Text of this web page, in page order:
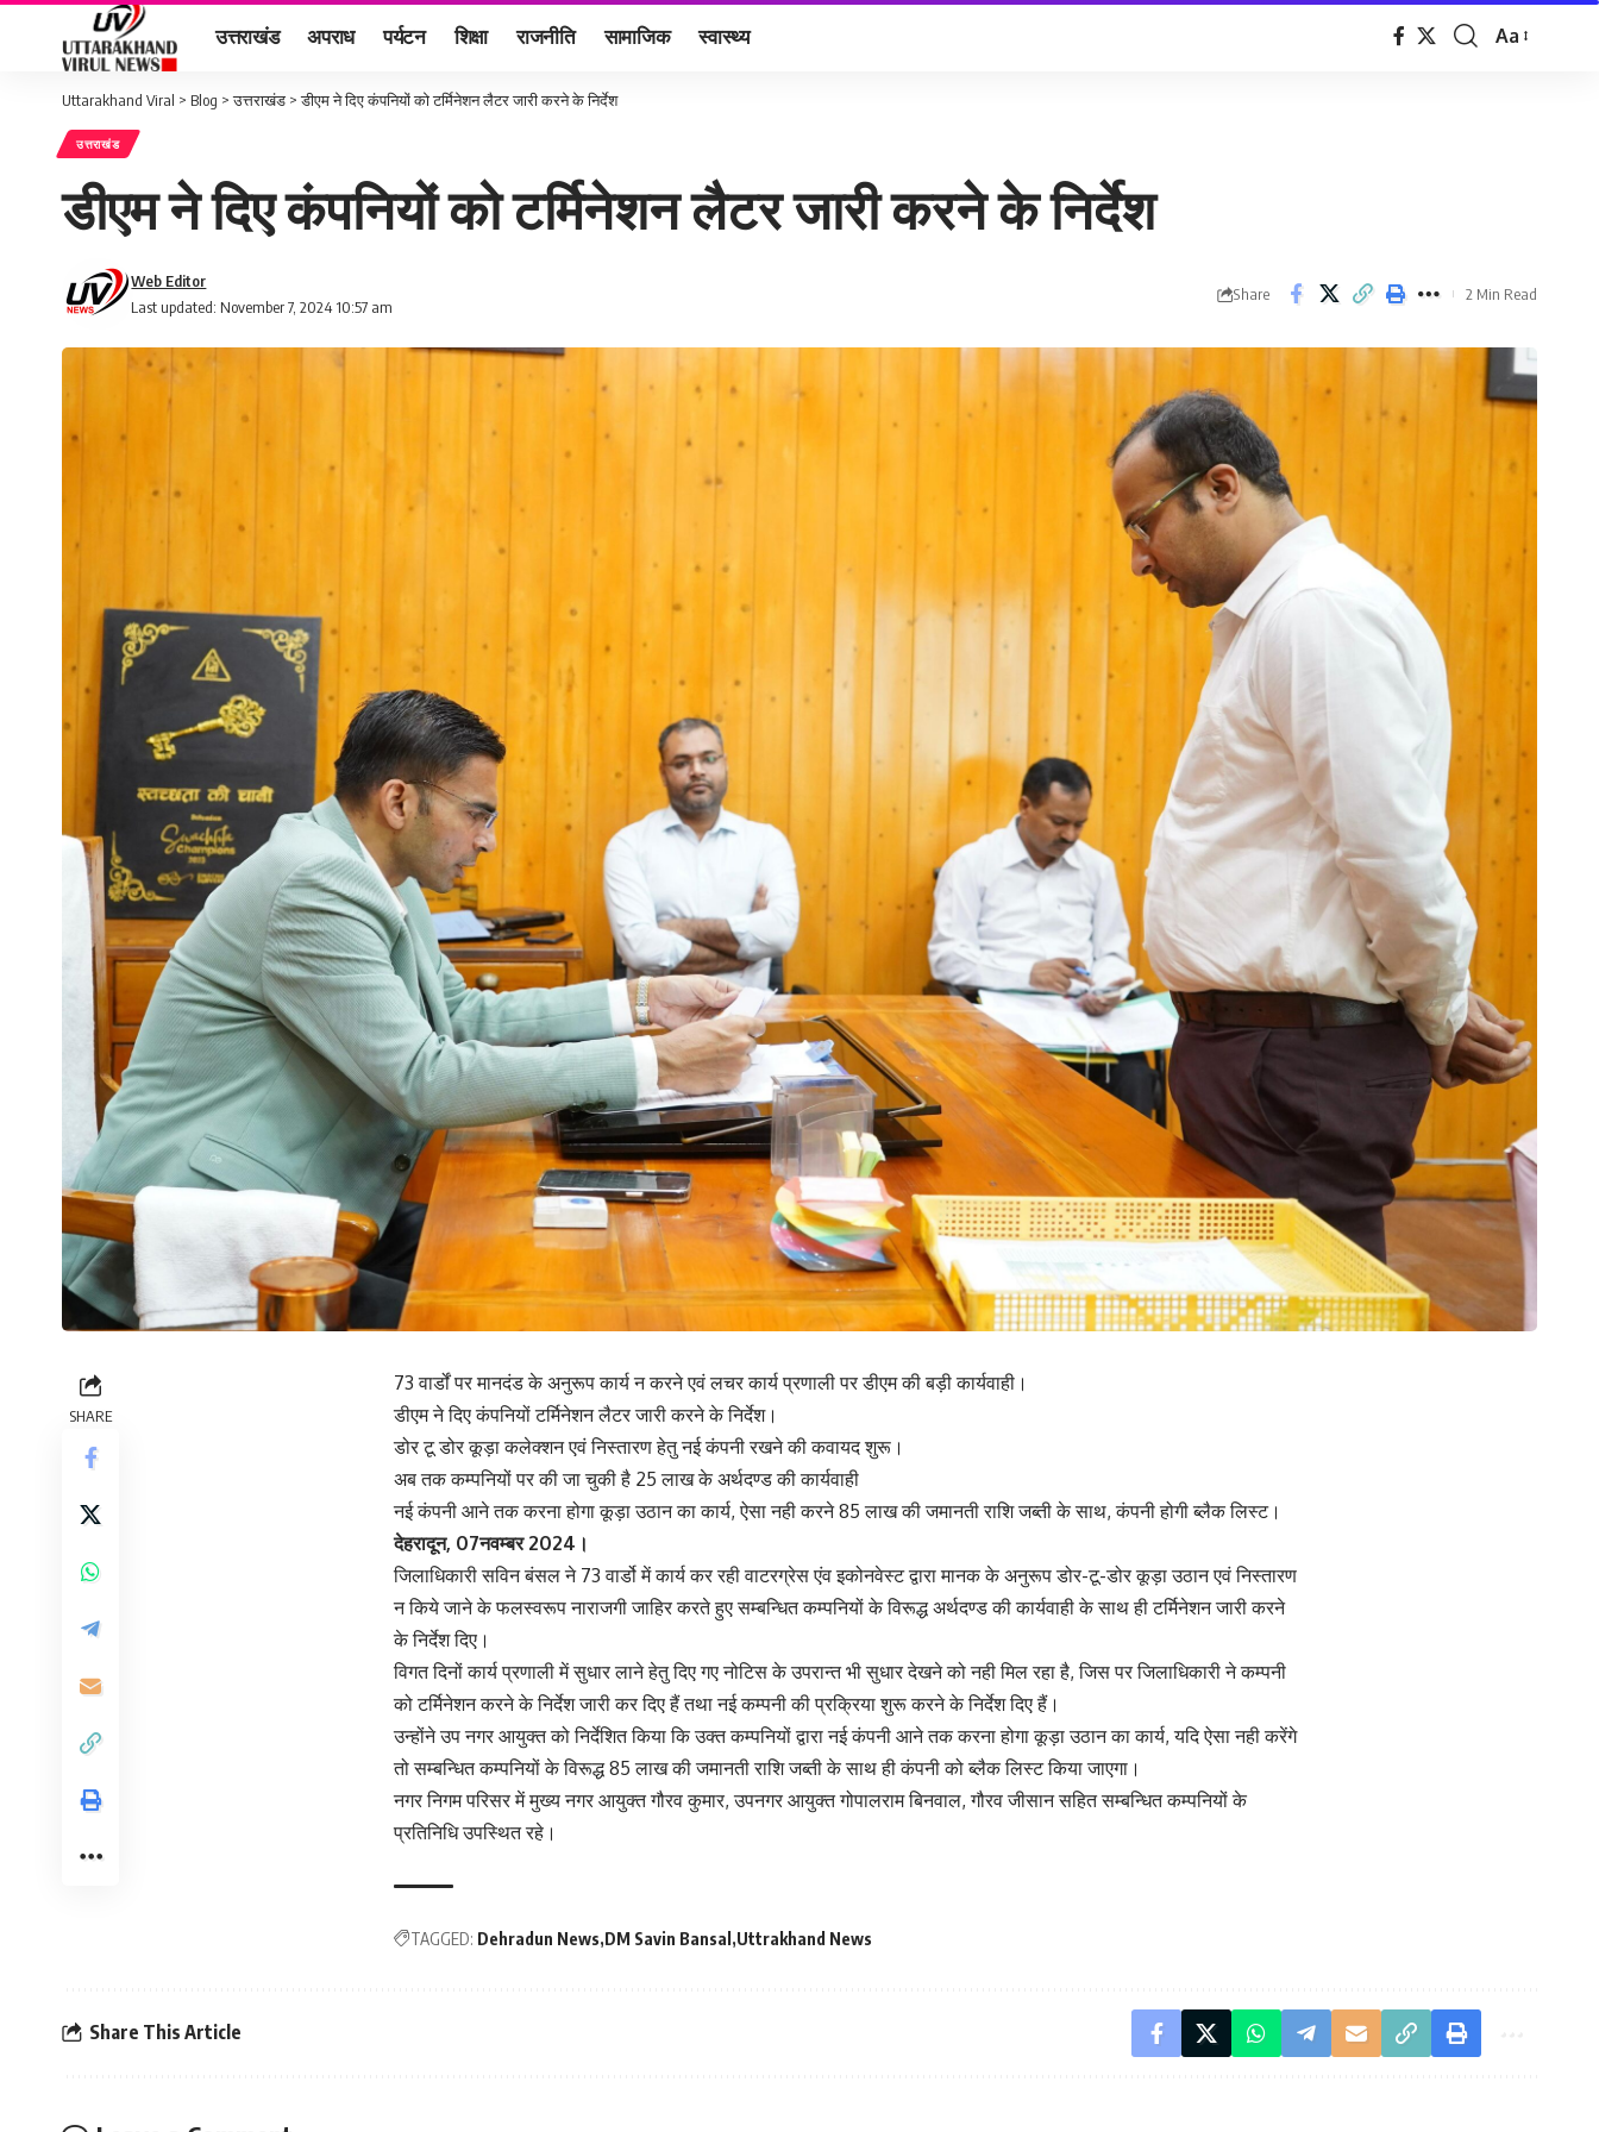
उत्तराखंड अपराध पर्यटन शिक्षा राजनीति सामाजिक स्वास्थ्य
Font
Aa
Uttarakhand Viral > Blog >उत्तराखंड >डीएम ने दिए कंपनियों को टर्मिनेशन लैटर जारी करने के निर्देश
उत्तराखंड
डीएम ने दिए कंपनियों को टर्मिनेशन लैटर जारी करने के निर्देश
Last updated: November 7, 2024 10:57 am
Web Editor
Share 2 Min Read
SHARE
73 वार्डों पर मानदंड के अनुरूप कार्य न करने एवं लचर कार्य प्रणाली पर डीएम की बड़ी कार्यवाही।
डीएम ने दिए कंपनियों टर्मिनेशन लैटर जारी करने के निर्देश।
डोर टू डोर कूड़ा कलेक्शन एवं निस्तारण हेतु नई कंपनी रखने की कवायद शुरू।
अब तक कम्पनियों पर की जा चुकी है 25 लाख के अर्थदण्ड की कार्यवाही
नई कंपनी आने तक करना होगा कूड़ा उठान का कार्य, ऐसा नही करने 85 लाख की जमानती राशि जब्ती के साथ, कंपनी होगी ब्लैक लिस्ट।
देहरादून, 07नवम्बर 2024।
जिलाधिकारी सविन बंसल ने 73 वार्डो में कार्य कर रही वाटरग्रेस एंव इकोनवेस्ट द्वारा मानक के अनुरूप डोर-टू-डोर कूड़ा उठान एवं निस्तारण
न किये जाने के फलस्वरूप नाराजगी जाहिर करते हुए सम्बन्धित कम्पनियों के विरूद्ध अर्थदण्ड की कार्यवाही के साथ ही टर्मिनेशन जारी करने
के निर्देश दिए।
विगत दिनों कार्य प्रणाली में सुधार लाने हेतु दिए गए नोटिस के उपरान्त भी सुधार देखने को नही मिल रहा है, जिस पर जिलाधिकारी ने कम्पनी
को टर्मिनेशन करने के निर्देश जारी कर दिए हैं तथा नई कम्पनी की प्रक्रिया शुरू करने के निर्देश दिए हैं।
उन्होंने उप नगर आयुक्त को निर्देशित किया कि उक्त कम्पनियों द्वारा नई कंपनी आने तक करना होगा कूड़ा उठान का कार्य, यदि ऐसा नही करेंगे
तो सम्बन्धित कम्पनियों के विरूद्ध 85 लाख की जमानती राशि जब्ती के साथ ही कंपनी को ब्लैक लिस्ट किया जाएगा।
नगर निगम परिसर में मुख्य नगर आयुक्त गौरव कुमार, उपनगर आयुक्त गोपालराम बिनवाल, गौरव जीसान सहित सम्बन्धित कम्पनियों के
प्रतिनिधि उपस्थित रहे।
TAGGED: Dehradun News DM Savin Bansal Uttrakhand News
Share This Article